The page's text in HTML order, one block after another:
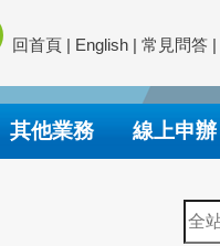
回首頁 | English | 常見問答 |
其他業務 線上申辦
全
站